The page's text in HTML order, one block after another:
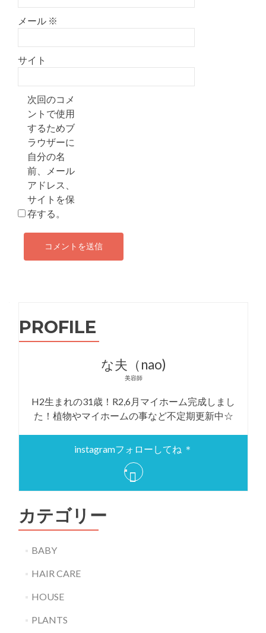
メール ※
サイト
次回のコメ
ントで使用
するためブ
ラウザーに
自分の名
前、メール
アドレス、
サイトを保
存する。
PROFILE
な夫（nao)
美容師
H2生まれの31歳！R2,6月マイホーム完成しまし
た！植物やマイホームの事など不定期更新中☆
instagramフォローしてね ＊
カテゴリー
BABY
HAIR CARE
HOUSE
PLANTS